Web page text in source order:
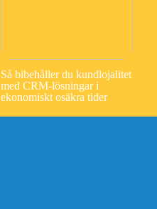
Så bibehåller du kundlojalitet
med CRM-lösningar i
ekonomiskt osäkra tider